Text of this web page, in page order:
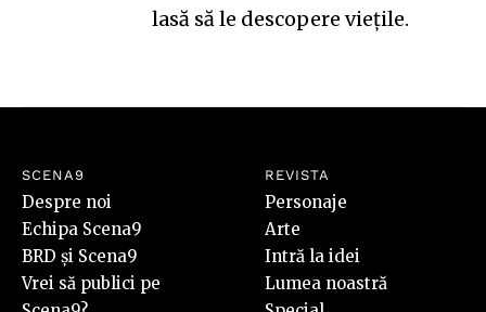
lasă să le descopere viețile.
SCENA9
Despre noi
Echipa Scena9
BRD și Scena9
Vrei să publici pe
REVISTA
Personaje
Arte
Intră la idei
Lumea noastră